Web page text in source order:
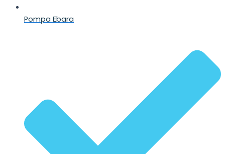
Pompa Ebara